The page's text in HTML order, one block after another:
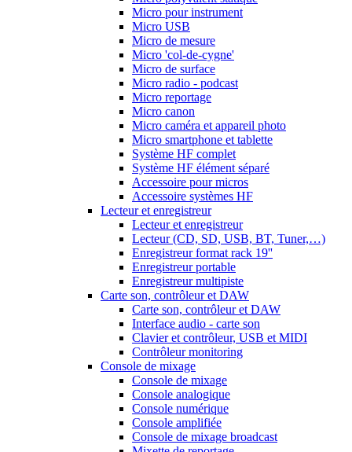
Micro pour instrument
Micro USB
Micro de mesure
Micro 'col-de-cygne'
Micro de surface
Micro radio - podcast
Micro reportage
Micro canon
Micro caméra et appareil photo
Micro smartphone et tablette
Système HF complet
Système HF élément séparé
Accessoire pour micros
Accessoire systèmes HF
Lecteur et enregistreur
Lecteur et enregistreur
Lecteur (CD, SD, USB, BT, Tuner,…)
Enregistreur format rack 19''
Enregistreur portable
Enregistreur multipiste
Carte son, contrôleur et DAW
Carte son, contrôleur et DAW
Interface audio - carte son
Clavier et contrôleur, USB et MIDI
Contrôleur monitoring
Console de mixage
Console de mixage
Console analogique
Console numérique
Console amplifiée
Console de mixage broadcast